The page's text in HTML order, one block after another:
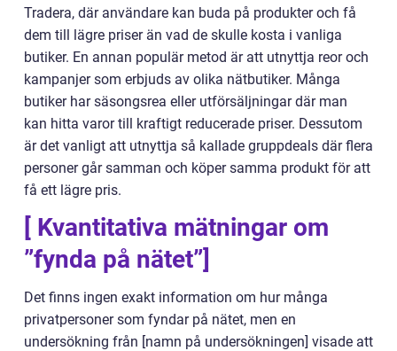
Tradera, där användare kan buda på produkter och få
dem till lägre priser än vad de skulle kosta i vanliga
butiker. En annan populär metod är att utnyttja reor och
kampanjer som erbjuds av olika nätbutiker. Många
butiker har säsongsrea eller utförsäljningar där man
kan hitta varor till kraftigt reducerade priser. Dessutom
är det vanligt att utnyttja så kallade gruppdeals där flera
personer går samman och köper samma produkt för att
få ett lägre pris.
[ Kvantitativa mätningar om
”fynda på nätet”]
Det finns ingen exakt information om hur många
privatpersoner som fyndar på nätet, men en
undersökning från [namn på undersökningen] visade att